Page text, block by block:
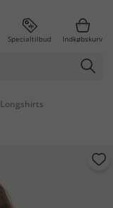
Specialtilbud Indkøbskurv
Longshirts